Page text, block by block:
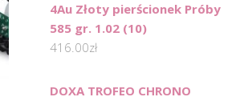
4Au Złoty pierścionek Próby
585 gr. 1.02 (10)
416.00zł
DOXA TROFEO CHRONO